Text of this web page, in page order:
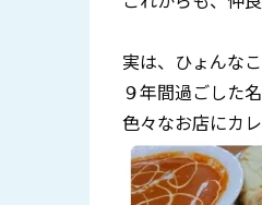
実は、ひょんな
９年間過ごした
色々なお店にカ